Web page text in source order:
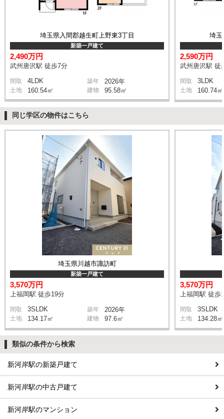
埼玉県入間郡越生町上野東3丁目
新築一戸建て
2,490万円
武州唐沢駅 徒歩7分
間取 4LDK 築年 2026年
土地 160.54㎡ 建物 95.58㎡
埼玉
2,590万円
武州唐沢駅 徒
間取 3LDK
土地 160.74㎡
同じ学区の物件はこちら
埼玉県川越市諏訪町
新築一戸建て
3,570万円
上福岡駅 徒歩19分
間取 3SLDK 築年 2026年
土地 134.17㎡ 建物 97.6㎡
3,570万円
上福岡駅 徒歩
間取 3SLDK
土地 134.28㎡
類似の条件から検索
新河岸駅の新築戸建て
新河岸駅の中古戸建て
新河岸駅のマンション